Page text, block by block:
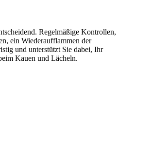
Regelmäßige Kontrollen,
ein Wiederaufflammen der
und unterstützt Sie dabei, Ihr
Kauen und Lächeln.